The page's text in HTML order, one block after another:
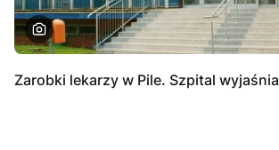
Zarobki lekarzy w Pile. Szpital wyjaśnia